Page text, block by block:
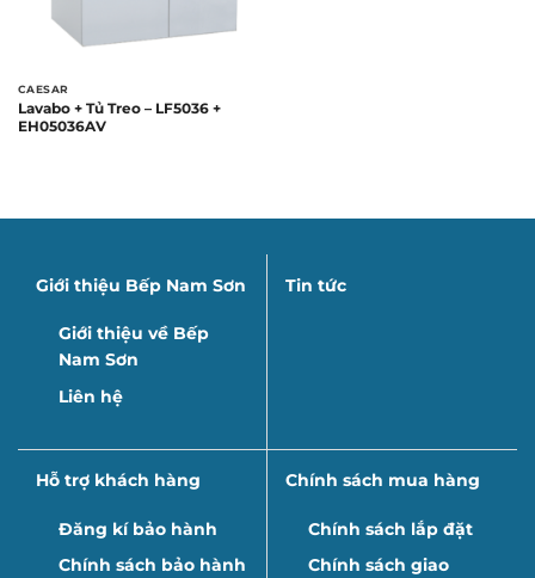
CAESAR
Lavabo + Tủ Treo – LF5036 +
EH05036AV
Giới thiệu Bếp Nam Sơn
Giới thiệu về Bếp
Nam Sơn
Liên hệ
Tin tức
Hỗ trợ khách hàng
Đăng kí bảo hành
Chính sách bảo hành
Chính sách mua hàng
Chính sách lắp đặt
Chính sách giao